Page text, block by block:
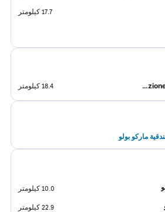
17.7 كيلومتر
Stazione di Venezia Santa Lucia 18.4 كيلومتر
ماركو بولو
10.0 كيلومتر
22.9 كيلومتر